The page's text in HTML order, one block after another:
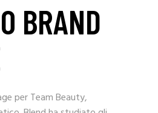
BRAND
per Team Beauty,